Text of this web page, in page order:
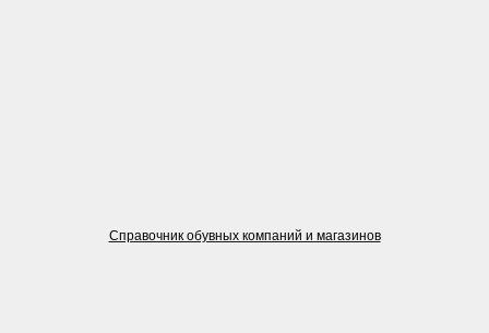
Справочник обувных компаний и магазинов